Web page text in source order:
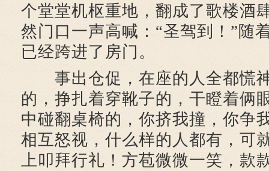
个堂堂机枢重地，翻成了歌楼酒
然门口一声高喊：“圣驾到！”随
已经跨进了房门。
事出仓促，在座的人全都慌
的，挣扎着穿靴子的，干瞪着俩
中碰翻桌椅的，你挤我撞，你争
相互怒视，什么样的人都有，可
上叩拜行礼！方苞微微一笑，款